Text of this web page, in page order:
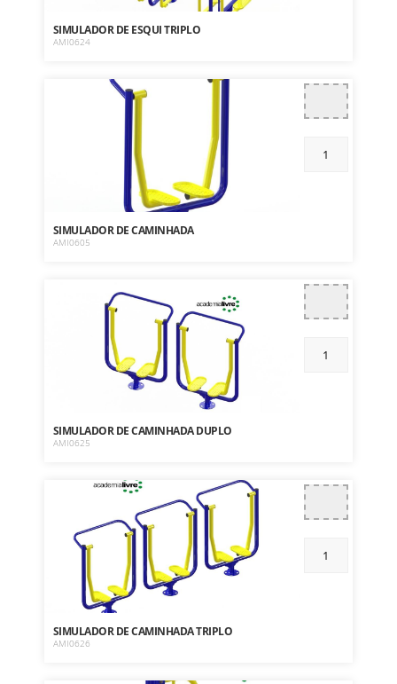
SIMULADOR DE ESQUI TRIPLO
AMI0624
SIMULADOR DE CAMINHADA
AMI0605
SIMULADOR DE CAMINHADA DUPLO
AMI0625
SIMULADOR DE CAMINHADA TRIPLO
AMI0626